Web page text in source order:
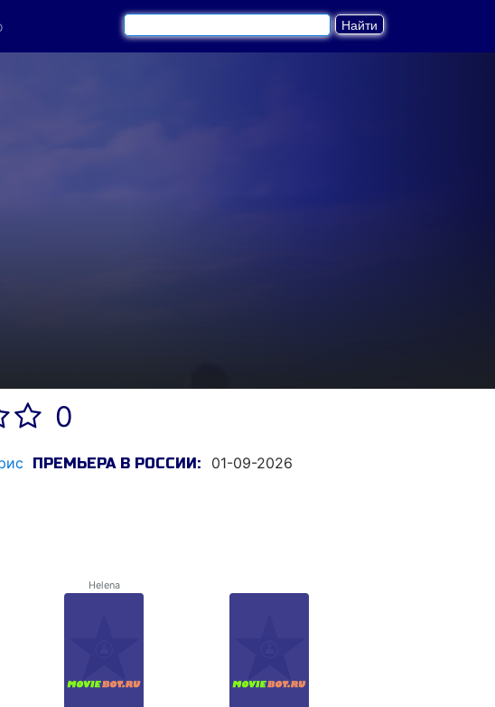
0
ПРЕМЬЕРА В РОССИИ: 01-09-2026
Helena